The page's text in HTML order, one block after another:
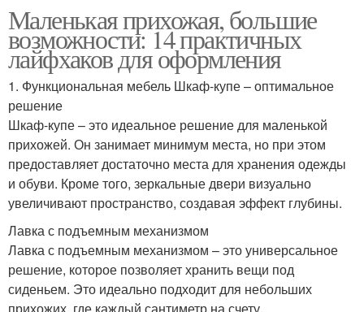
Маленькая прихожая, большие
возможности: 14 практичных
лайфхаков для оформления
1. Функциональная мебель Шкаф-купе – оптимальное
решение
Шкаф-купе – это идеальное решение для маленькой
прихожей. Он занимает минимум места, но при этом
предоставляет достаточно места для хранения одежды
и обуви. Кроме того, зеркальные двери визуально
увеличивают пространство, создавая эффект глубины.
Лавка с подъемным механизмом
Лавка с подъемным механизмом – это универсальное
решение, которое позволяет хранить вещи под
сиденьем. Это идеально подходит для небольших
прихожих, где каждый сантиметр на счету.